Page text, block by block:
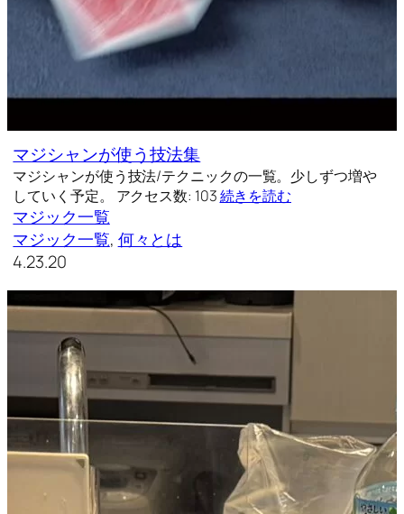
マジシャンが使う技法集
マジシャンが使う技法/テクニックの一覧。少しずつ増や
していく予定。 アクセス数: 103続きを読む
マジック一覧
マジック一覧, 何々とは
4.23.20